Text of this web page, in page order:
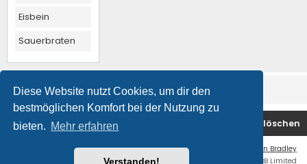
Diese Website nutzt Cookies, um dir den
bestmöglichen Komfort bei der Nutzung zu
bieten. Mehr erfahren
Verstanden!
Eisbein
Sauerbraten
Foren-Übersicht Alle Cookies löschen
Ian Bradley
Powered byphpBB ® Forum Software © phpBB Limited